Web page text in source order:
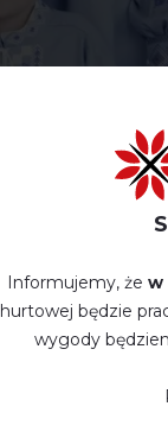
Informujemy, że w
hurtowej będzie
wygody